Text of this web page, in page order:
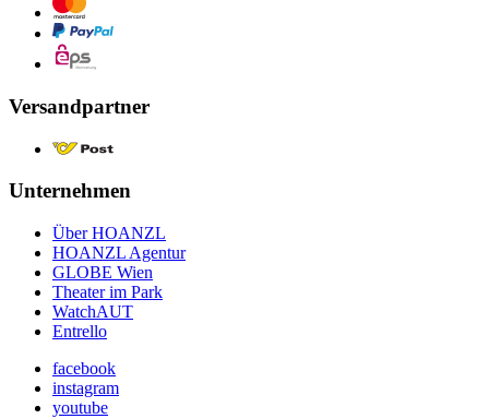
Versandpartner
Unternehmen
Über HOANZL
HOANZL Agentur
GLOBE Wien
Theater im Park
WatchAUT
Entrello
facebook
instagram
youtube